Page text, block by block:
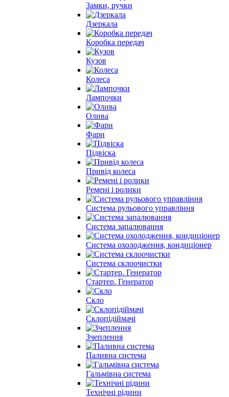
Замки, ручки
Дзеркала
Коробка передач
Кузов
Колеса
Лампочки
Олива
Фари
Підвіска
Привід колеса
Ремені і ролики
Система рульового управління
Система запалювання
Система охолодження, кондиціонер
Система склоочистки
Стартер. Генератор
Скло
Склопідіймачі
Зчеплення
Паливна система
Гальмівна система
Технічні рідини